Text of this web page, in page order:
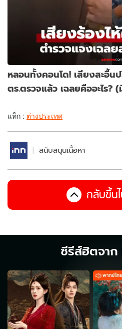
หลอนทั้งคอนโด! เสียงสะอื้น
ตร.ตรวจแล้ว เฉลยคืออะไร?
แท็ก : ต่างประเทศ
สนับสนุนเนื้อหา
กลับขึ้น
ซีรีส์ฮิตจาก